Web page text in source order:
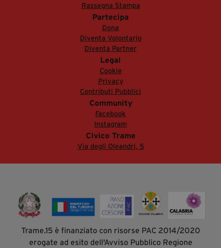
Rassegna Stampa
Partecipa
Dona
Diventa Volontario
Diventa Partner
Legal
Cookie
Privacy
Contributi Pubblici
Community
Facebook
Instagram
Civico Trame
Via degli Oleandri, 5
Trame.15 è finanziato con risorse PAC 2014/2020
erogate ad esito dell'Avviso Pubblico Regione